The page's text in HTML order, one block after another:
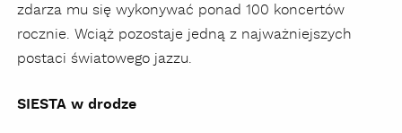
zdarza mu się wykonywać ponad 100 koncertów
rocznie. Wciąż pozostaje jedną z najważniejszych
postaci światowego jazzu.
SIESTA w drodze